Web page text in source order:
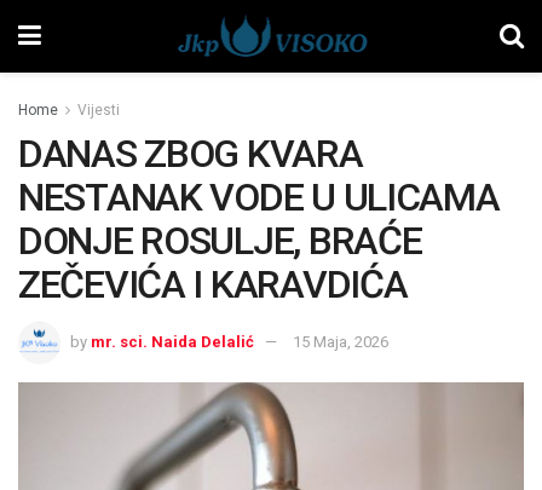
Home Vijesti
DANAS ZBOG KVARA
NESTANAK VODE U ULICAMA
DONJE ROSULJE, BRAĆE
ZEČEVIĆA I KARAVDIĆA
by mr. sci. Naida Delalić 15 Maja, 2026